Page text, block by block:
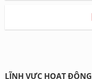
LĨNH VỰC HOẠT ĐỘNG